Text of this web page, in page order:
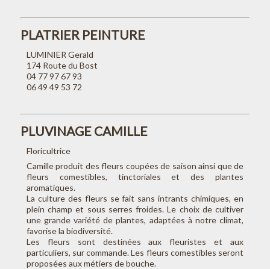
PLATRIER PEINTURE
LUMINIER Gerald
174 Route du Bost
04 77 97 67 93
06 49 49 53 72
PLUVINAGE CAMILLE
Floricultrice
Camille produit des fleurs coupées de saison ainsi que de
fleurs comestibles, tinctoriales et des plantes
aromatiques.
La culture des fleurs se fait sans intrants chimiques, en
plein champ et sous serres froides. Le choix de cultiver
une grande variété de plantes, adaptées à notre climat,
favorise la biodiversité.
Les fleurs sont destinées aux fleuristes et aux
particuliers, sur commande. Les fleurs comestibles seront
proposées aux métiers de bouche.